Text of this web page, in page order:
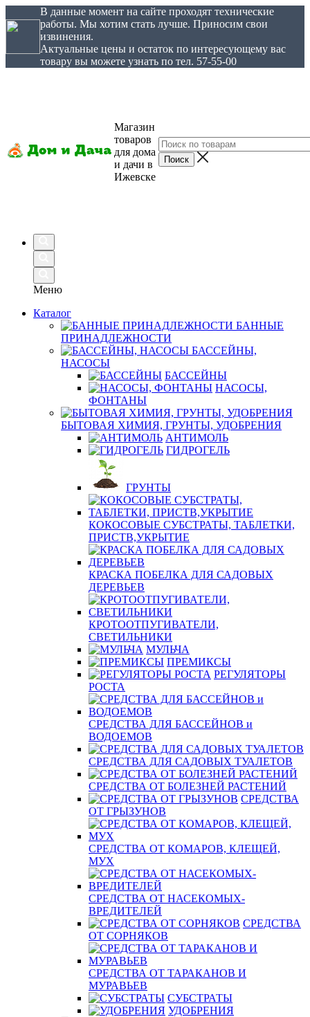
В данные момент на сайте проходят технические
работы. Мы хотим стать лучше. Приносим свои
извинения.
Актуальные цены и остаток по интересующему вас
товару вы можете узнать по тел. 57-55-00
Магазин
товаров
для дома
и дачи в
Ижевске
Меню
Каталог
БАННЫЕ
ПРИНАДЛЕЖНОСТИ
БАССЕЙНЫ,
НАСОСЫ
БАССЕЙНЫ
НАСОСЫ,
ФОНТАНЫ
БЫТОВАЯ ХИМИЯ, ГРУНТЫ, УДОБРЕНИЯ
АНТИМОЛЬ
ГИДРОГЕЛЬ
ГРУНТЫ
КОКОСОВЫЕ СУБСТРАТЫ, ТАБЛЕТКИ,
ПРИСТВ,УКРЫТИЕ
КРАСКА ПОБЕЛКА ДЛЯ САДОВЫХ
ДЕРЕВЬЕВ
КРОТООТПУГИВАТЕЛИ,
СВЕТИЛЬНИКИ
МУЛЬЧА
ПРЕМИКСЫ
РЕГУЛЯТОРЫ
РОСТА
СРЕДСТВА ДЛЯ БАССЕЙНОВ и
ВОДОЕМОВ
СРЕДСТВА ДЛЯ САДОВЫХ ТУАЛЕТОВ
СРЕДСТВА ОТ БОЛЕЗНЕЙ РАСТЕНИЙ
СРЕДСТВА
ОТ ГРЫЗУНОВ
СРЕДСТВА ОТ КОМАРОВ, КЛЕЩЕЙ,
МУХ
СРЕДСТВА ОТ НАСЕКОМЫХ-
ВРЕДИТЕЛЕЙ
СРЕДСТВА
ОТ СОРНЯКОВ
СРЕДСТВА ОТ ТАРАКАНОВ И
МУРАВЬЕВ
СУБСТРАТЫ
УДОБРЕНИЯ